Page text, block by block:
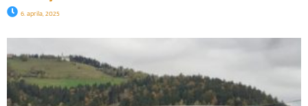
6. aprila, 2025